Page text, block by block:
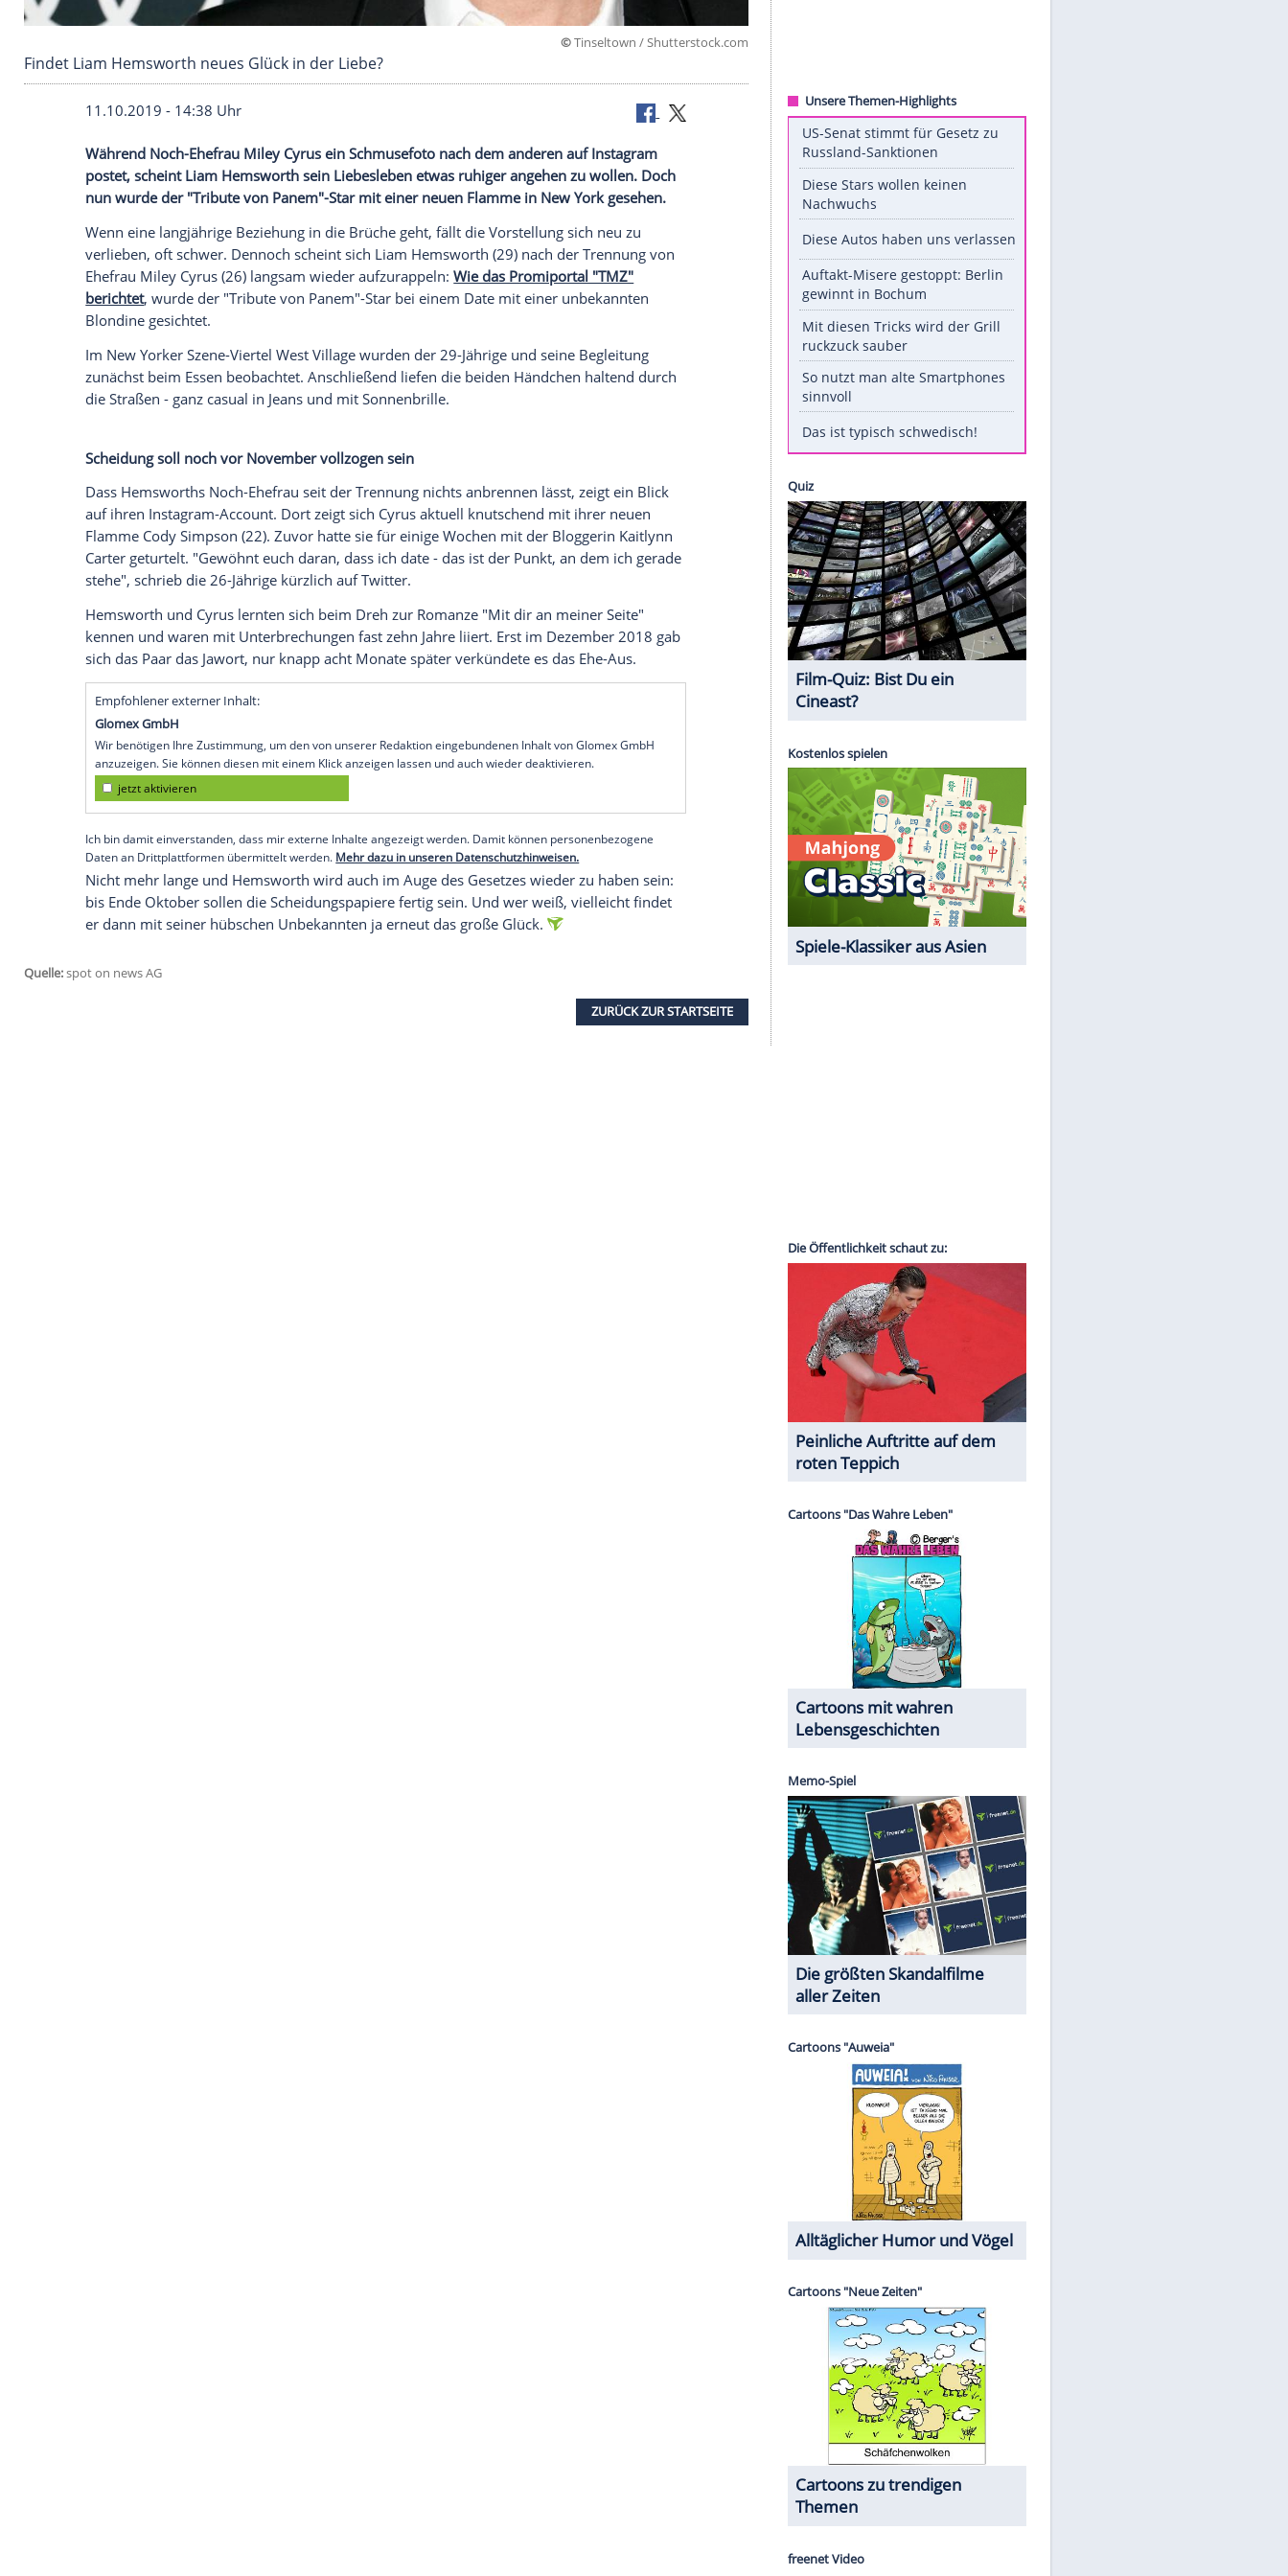
Tinseltown / Shutterstock.com
Findet Liam Hemsworth neues Glück in der Liebe?
11.10.2019 - 14:38 Uhr
Während Noch-EhefrauMiley CyruseinSchmusefotonach dem anderen auf Instagram
postet, scheint Liam HemsworthseinLiebeslebenetwas ruhiger angehen zu wollen. Doch
nun wurde der "
Tribute von Panem gesehen.
Wenn eine langjährige Beziehung in die Brüche geht, fällt die Vorstellung sich neu zu
verlieben, oft schwer. Dennoch scheint sichLiam Hemsworth (29) nach der Trennung von
EhefrauMiley Cyrus(26) langsam wieder aufzurappeln: Wie das Promiportal "TMZ"
berichtet, wurde der "Tribute von Panem"-Star bei einem Date mit einer unbekannten
Blondine gesichtet.
Im New Yorker Szene-Viertel West Village wurden der 29-Jährige und seine Begleitung
zunächst beim Essen beobachtet. Anschließend liefen die beidenHändchen
haltend durch
die Straßen - ganz casual in Jeans und mit Sonnenbrille.
Scheidung soll noch vor November vollzogen sein
DassHemsworthsNoch-Ehefrau seit der Trennung nichts anbrennen lässt, zeigt ein Blick
auf ihren Instagram-Account. Dort zeigt sich
aktuell knutschend mit ihrer neuen
FlammeCody Simpson(22). Zuvor hatte sie für einige Wochen mit der Bloggerin
Kaitlynn
Cartergeturtelt. "Gewöhnt euch daran, dass ich date - das ist der Punkt, an dem ich gerade
stehe", schrieb die 26-Jährige kürzlich auf Twitter.
Hemsworth und Cyrus lernten sich beim Dreh zur Romanze "Mit dir an meiner Seite"
kennen und waren mit Unterbrechungen fast zehn Jahre liiert. Erst im Dezember 2018 gab
sich das Paar das Jawort, nur knapp acht Monate später verkündete es das Ehe-Aus.
wird auch im Auge des Gesetzes wieder zu haben sein:
bis Ende Oktober sollen die Scheidungspapiere fertig sein. Und wer weiß, vielleicht findet
ZURÜCK ZUR STARTSEITE
US-Senat stimmt für Gesetz zu
Russland-Sanktionen
Auftakt-Misere gestoppt: Berlin
gewinnt in Bochum
Mit diesen Tricks wird der Grill
ruckzuck sauber
So nutzt man alte Smartphones
sinnvoll
Spiele-Klassiker aus Asien
Die Öffentlichkeit schaut zu:
Peinliche Auftritte auf dem
roten Teppich
Cartoons mit wahren
Lebensgeschichten
Memo-Spiel